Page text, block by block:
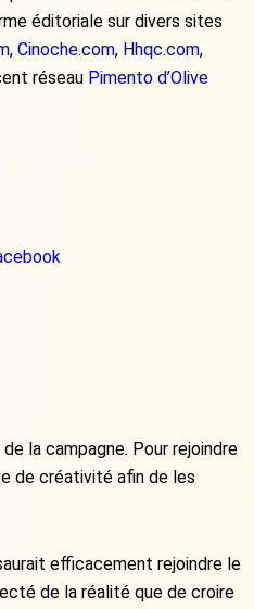
éditoriale sur divers sites
, Cinoche.com, Hhqc.com,
réseau Pimento d’Olive
la campagne. Pour rejoindre
de créativité afin de les
efficacement rejoindre le
de la réalité que de croire